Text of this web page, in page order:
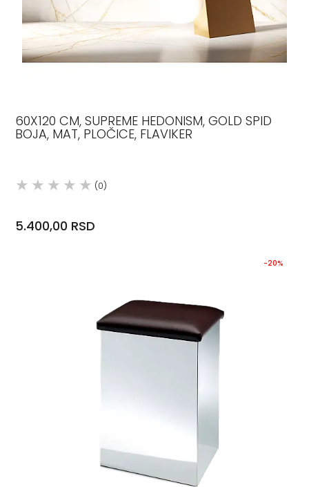
60X120 CM, SUPREME HEDONISM, GOLD SPID
BOJA, MAT, PLOČICE, FLAVIKER
(0)
5.400,00 RSD
-20%